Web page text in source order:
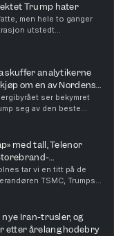
Trump hater
men hele to ganger
utstedt
gigantprosjektet innen
skuffer analytikerne
om en av Nordens
ser bekymret
seg av den beste
valgresultatet i 2020.
med tall, Telenor
tar vi en titt på de
TSMC, Trumps
hvor investorene
Iran-trusler, og
etter årelang hodebry